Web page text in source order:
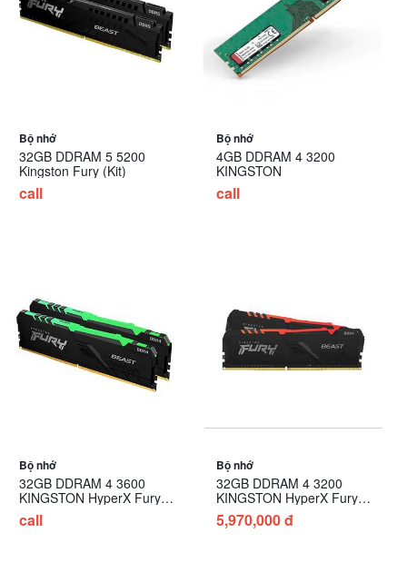
Bộ nhớ
32GB DDRAM 5 5200
Kingston Fury (Kit)
call
Bộ nhớ
4GB DDRAM 4 3200
KINGSTON
call
Bộ nhớ
32GB DDRAM 4 3600
KINGSTON HyperX Fury
(KIT) Beast RGB
call
Bộ nhớ
32GB DDRAM 4 3200
KINGSTON HyperX Fury
Beast RGB
5,970,000 đ